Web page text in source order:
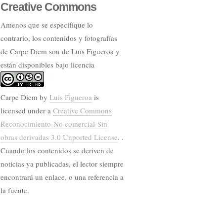
Creative Commons
Amenos que se especifíque lo
contrario, los contenidos y fotografías
de Carpe Diem son de Luis Figueroa y
están disponibles bajo licencia
Carpe Diem by Luis Figueroa is
licensed under a Creative Commons
Reconocimiento-No comercial-Sin
obras derivadas 3.0 Unported License. .
Cuando los contenidos se deriven de
noticias ya publicadas, el lector siempre
encontrará un enlace, o una referencia a
la fuente.